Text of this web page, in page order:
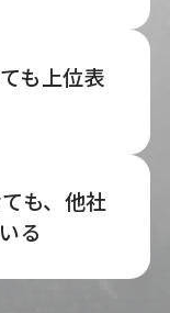
も上位表
も、他社
る